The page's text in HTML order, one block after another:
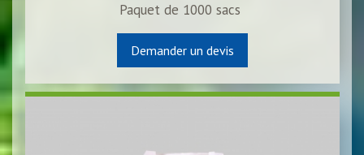
Paquet de 1000 sacs
Demander un devis